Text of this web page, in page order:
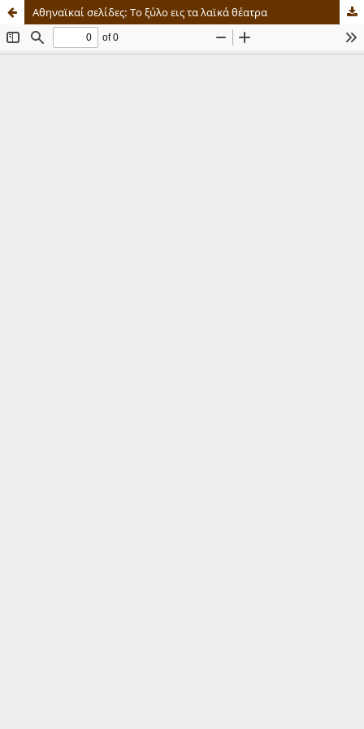
Αθηναϊκαί σελίδες: Το ξύλο εις τα λαϊκά θέατρα